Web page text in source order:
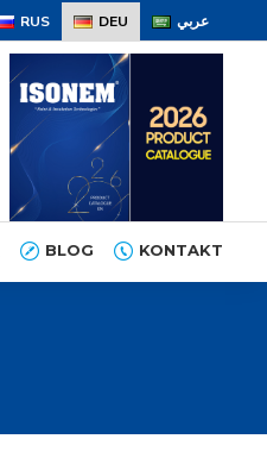
RUS DEU عربي
BLOG KONTAKT